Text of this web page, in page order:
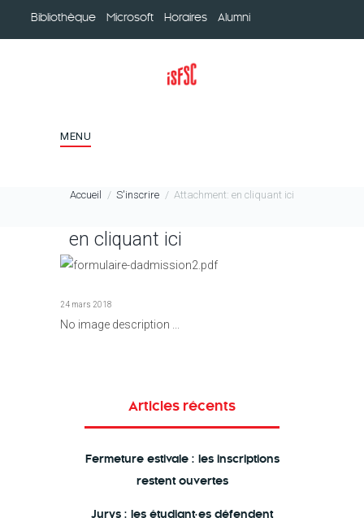
Bibliothèque Microsoft Horaires Alumni
MENU
Accueil S'inscrire Attachment: en cliquant ici
en cliquant ici
24 mars 2018
No image description ...
Articles récents
Fermeture estivale : les inscriptions
restent ouvertes
Jurys : les étudiant·es défendent